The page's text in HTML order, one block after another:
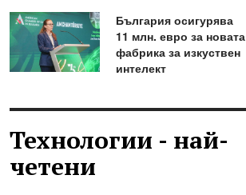
България осигурява
11 млн. евро за новата
фабрика за изкуствен
интелект
Технологии - най-
четени